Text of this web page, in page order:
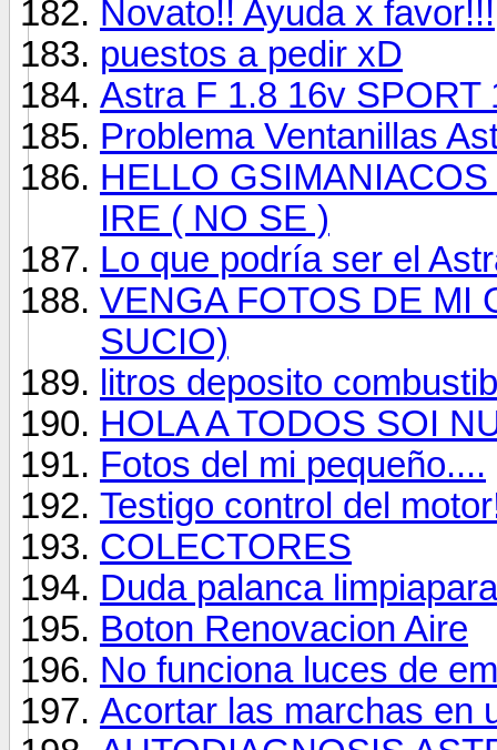
Novato!! Ayuda x favor!!!
puestos a pedir xD
Astra F 1.8 16v SPORT
Problema Ventanillas
HELLO
IRE ( NO SE )
Lo que podría ser el
VENGA FOTOS DE MI
SUCIO)
litros deposito
HOLA A TODOS SOI
Fotos del mi pequeño....
Testigo control del
COLECTORES
Duda palanca
Boton Renovacion Aire
No funciona luces de
Acortar las marchas en